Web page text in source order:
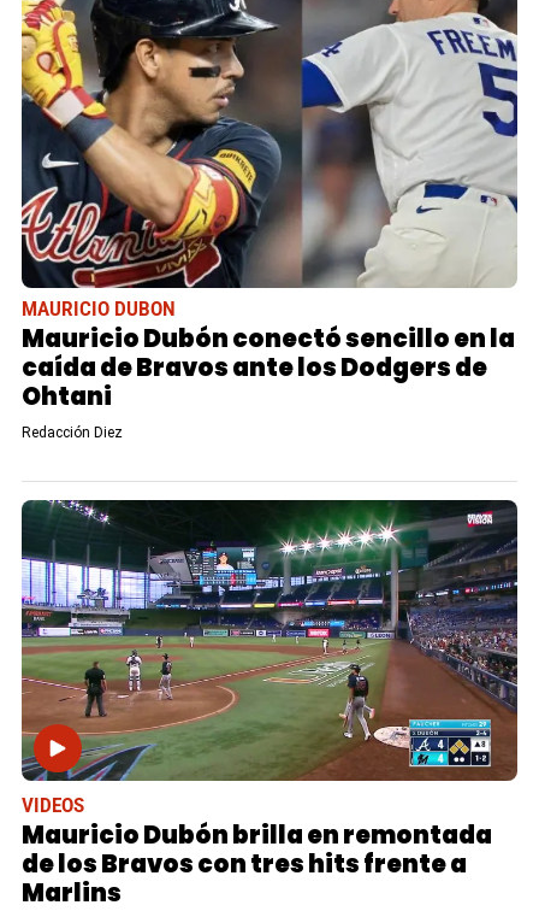
MAURICIO DUBON
Mauricio Dubón conectó sencillo en la
caída de Bravos ante los Dodgers de
Ohtani
Redacción Diez
VIDEOS
Mauricio Dubón brilla en remontada
de los Bravos con tres hits frente a
Marlins